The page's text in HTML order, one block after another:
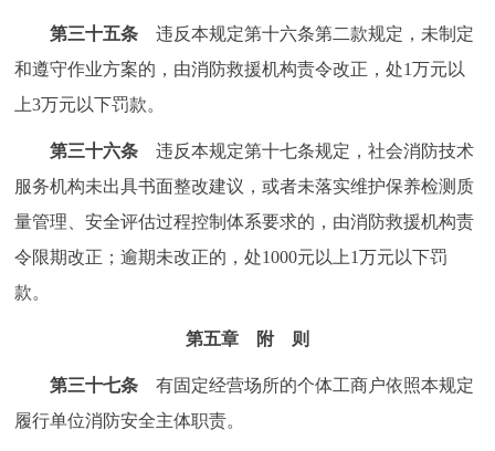
第三十五条 违反本规定第十六条第二款规定，未制定
和遵守作业方案的，由消防救援机构责令改正，处1万元以
上3万元以下罚款。
第三十六条 违反本规定第十七条规定，社会消防技术
服务机构未出具书面整改建议，或者未落实维护保养检测质
量管理、安全评估过程控制体系要求的，由消防救援机构责
令限期改正；逾期未改正的，处1000元以上1万元以下罚
款。
第五章 附 则
第三十七条 有固定经营场所的个体工商户依照本规定
履行单位消防安全主体职责。